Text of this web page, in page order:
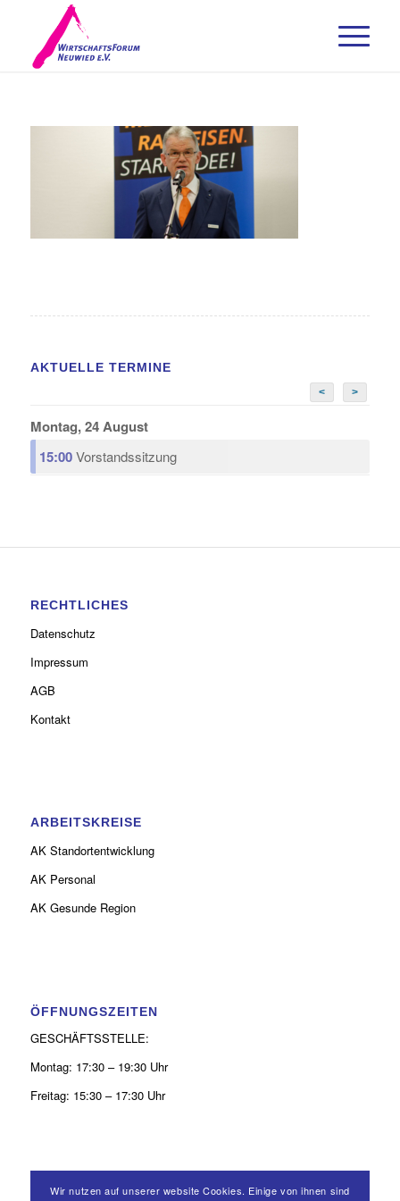
AKTUELLE TERMINE
< >
Montag, 24 August
15:00Vorstandssitzung
RECHTLICHES
Datenschutz
Impressum
AGB
Kontakt
ARBEITSKREISE
AK Standortentwicklung
AK Personal
AK Gesunde Region
ÖFFNUNGSZEITEN
GESCHÄFTSSTELLE:
Montag: 17:30 – 19:30 Uhr
Freitag: 15:30 – 17:30 Uhr
Wir nutzen auf unserer website Cookies. Einige von ihnen sind